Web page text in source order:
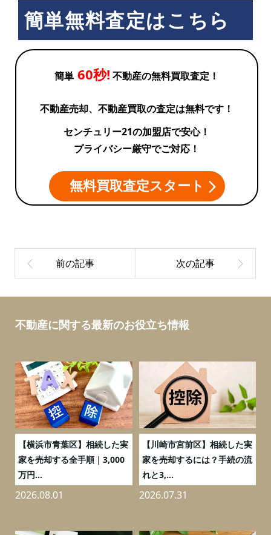
簡単無料査定はこちら
簡単 60秒! 不動産の無料買取査定！
不動産売却、不動産買取の査定は無料です！
センチュリー21の加盟店で安心！
プライバシー厳守でご対応！
無料買取査定スタート
不動産に関する最新のお役立ち情報
【横浜市青葉区】相続した実
家を売却する全手順｜3,000
万円...
2026.08.01
【川崎市宮前区】相続した実
家を売却するには？手続の流
れと3,...
2026.07.31